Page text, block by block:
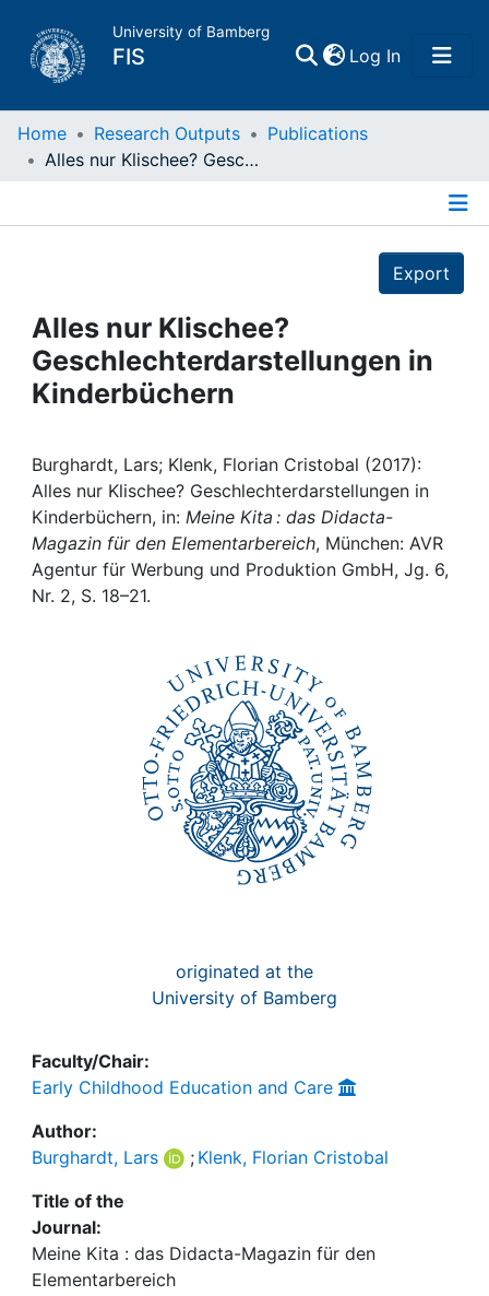
University of Bamberg
FIS Log In(current)
Home
Projects
People
Awards
My FIS
Help
Home Research Outputs
Publications
Alles nur Klischee? Geschlechterdarstellungen in Kinderbüchern
Export
Alles nur Klischee?
Geschlechterdarstellungen in
Kinderbüchern
Burghardt, Lars; Klenk, Florian Cristobal (2017):
Alles nur Klischee? Geschlechterdarstellungen in
Kinderbüchern, in: Meine Kita : das Didacta-
Magazin für den Elementarbereich, München: AVR
Agentur für Werbung und Produktion GmbH, Jg. 6,
Nr. 2, S. 18–21.
originated at the
University of Bamberg
Faculty/Chair:
Early Childhood Education and Care
Author:
Burghardt, Lars
; Klenk, Florian Cristobal
Title of the
Journal:
Meine Kita : das Didacta-Magazin für den
Elementarbereich